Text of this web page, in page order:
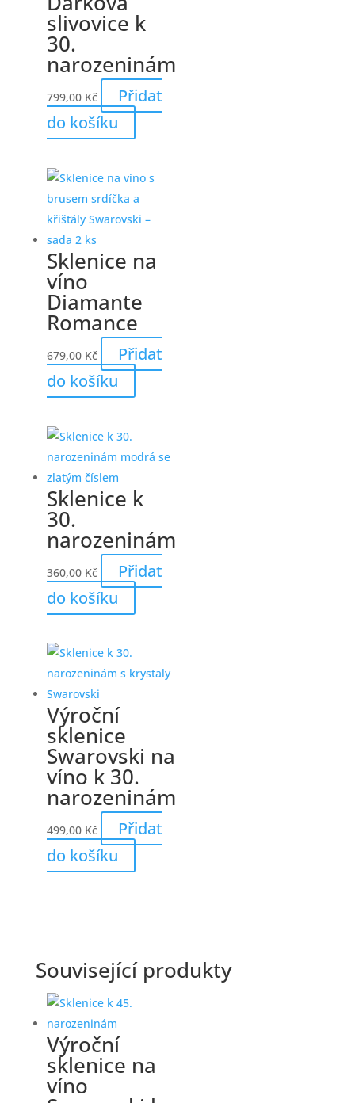
slivovice k
30.
narozeninám
799,00 Kč
Přidat
do košíku
Sklenice na
víno
Diamante
Romance
679,00 Kč
Přidat
do košíku
Sklenice k
30.
narozeninám
360,00 Kč
Přidat
do košíku
Výroční
sklenice
Swarovski na
víno k 30.
narozeninám
499,00 Kč
Přidat
do košíku
Související produkty
Výroční
sklenice na
víno